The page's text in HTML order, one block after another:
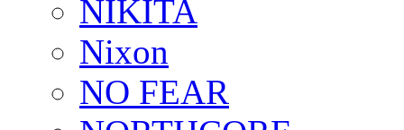
NIKITA
Nixon
NO FEAR